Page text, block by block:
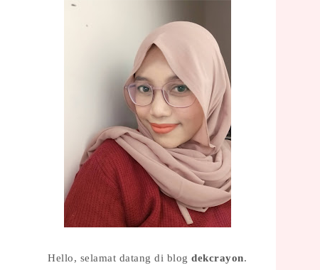
Hello, selamat datang di blog dekcrayon.